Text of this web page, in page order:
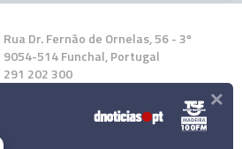
Rua Dr. Fernão de Ornelas, 56 - 3º
9054-514 Funchal, Portugal
291 202 300
Instale a nossa App ×